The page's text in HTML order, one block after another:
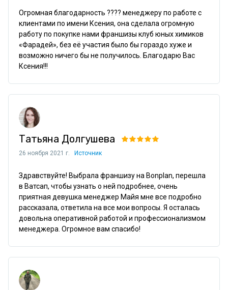
Огромная благодарность ???? менеджеру по работе с
клиентами по имени Ксения, она сделала огромную
работу по покупке нами франшизы клуб юных химиков
«Фарадей», без её участия было бы гораздо хуже и
возможно ничего бы не получилось. Благодарю Вас
Ксения!!!
Татьяна Долгушева
26 ноября 2021 г. Источник
Здравствуйте! Выбрала франшизу на Bonplan, перешла
в Ватсап, чтобы узнать о ней подробнее, очень
приятная девушка менеджер Майя мне все подробно
рассказала, ответила на все мои вопросы. Я осталась
довольна оперативной работой и профессионализмом
менеджера. Огромное вам спасибо!